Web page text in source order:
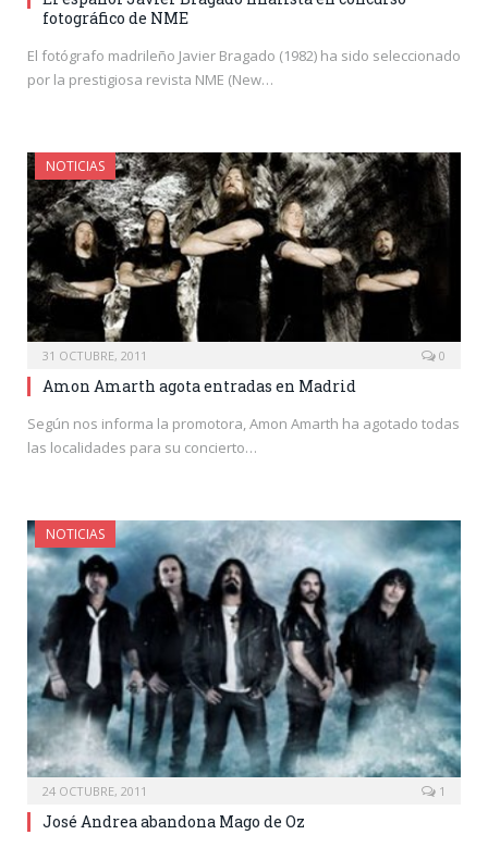
fotográfico de NME
El fotógrafo madrileño Javier Bragado (1982) ha sido seleccionado
por la prestigiosa revista NME (New…
NOTICIAS
31 OCTUBRE, 2011 0
Amon Amarth agota entradas en Madrid
Según nos informa la promotora, Amon Amarth ha agotado todas
las localidades para su concierto…
NOTICIAS
24 OCTUBRE, 2011 1
José Andrea abandona Mago de Oz